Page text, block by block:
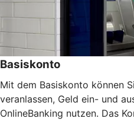
Basiskonto
Mit dem Basiskonto können
veranlassen, Geld ein- und
OnlineBanking nutzen. Das